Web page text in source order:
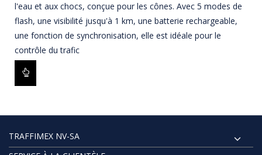
l'eau et aux chocs, conçue pour les cônes. Avec 5 modes de
flash, une visibilité jusqu'à 1 km, une batterie rechargeable,
une fonction de synchronisation, elle est idéale pour le
contrôle du trafic
TRAFFIMEX NV-SA